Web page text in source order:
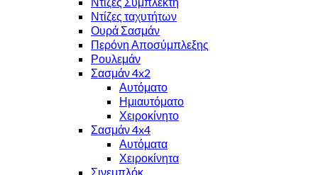
Ντίζες ταχυτήτων
Ουρά Σασμάν
Περόνη Αποσύμπλεξης
Ρουλεμάν
Σασμάν 4x2
Αυτόματο
Ημιαυτόματο
Χειροκίνητο
Σασμάν 4x4
Αυτόματα
Χειροκίνητα
Σινεμπλόκ